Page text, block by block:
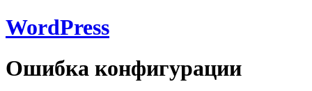
WordPress
Ошибка конфигурации